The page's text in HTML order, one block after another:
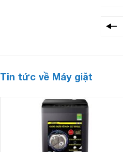
Tin tức về Máy giặt